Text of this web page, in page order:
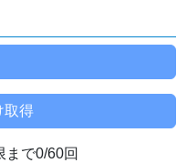
まで0/60回